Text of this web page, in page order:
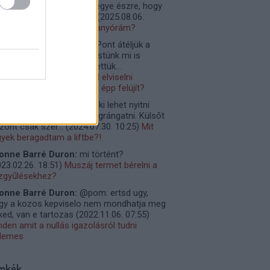
le, hogy senki ne vegye észre, hogy
(2025.08.06.
Lelakatolhatom a villanyórám?
Remek írás. Pont átéljük a
lépcsőházunkban. Átestünk mi is
de figyelembe vettük...
11:48
Miért kell elviselni
ha a szomszéd épp felújít?
Belső ajtót könnyen ki lehet nyitni
erőteljesebben kell megrángatni. Külsőt
csak szer...(2024.07.30. 10:25) Mit
beragadtam a liftbe?!
Barré Duron: mi történt?
18:51) Muszáj termet bérelni a
Barré Duron: @pom: ertsd ugy,
a kozos kepviselo nem mondhatja meg
van e tartozas (2022.11.06. 07:55)
amit a nullás igazolásról tudni